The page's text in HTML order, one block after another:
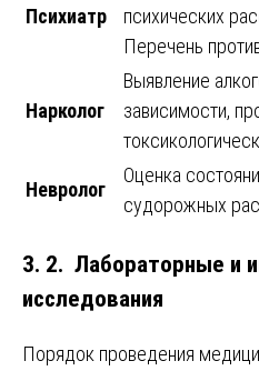
Психиатр
психических
Перечень
Нарколог
Выявление
зависимости,
Невролог
Оценка
судорожных
3. 2. Лабораторные и
исследования
Порядок проведения